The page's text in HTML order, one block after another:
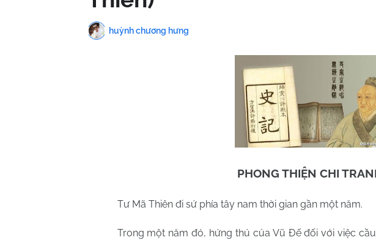
huỳnh chương hưng
PHONG THIỆN CHI
Tư Mã Thiên đi sứ phía tây nam thời gian gần một năm.
Trong một năm đó, hứng thú của Vũ Đế đối với việc